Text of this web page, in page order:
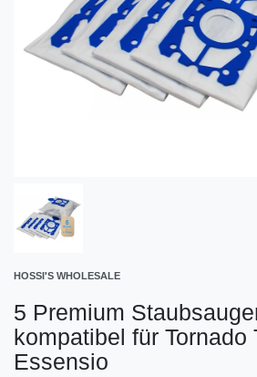
HOSSI'S WHOLESALE
5 Premium
kompatibel für Tornado
Essensio